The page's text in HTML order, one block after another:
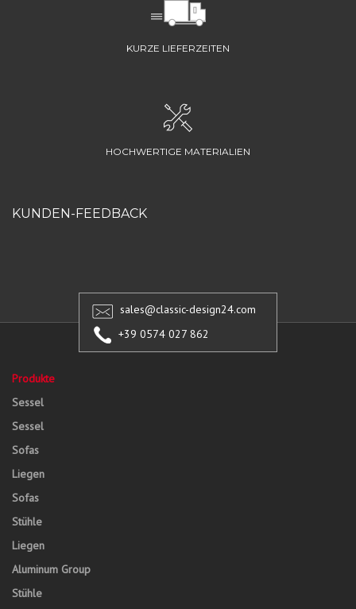
KURZE LIEFERZEITEN
HOCHWERTIGE MATERIALIEN
KUNDEN-FEEDBACK
sales@classic-design24.com
+39 0574 027 862
Produkte
Sessel
Sessel
Sofas
Liegen
Sofas
Stühle
Liegen
Aluminum Group
Stühle